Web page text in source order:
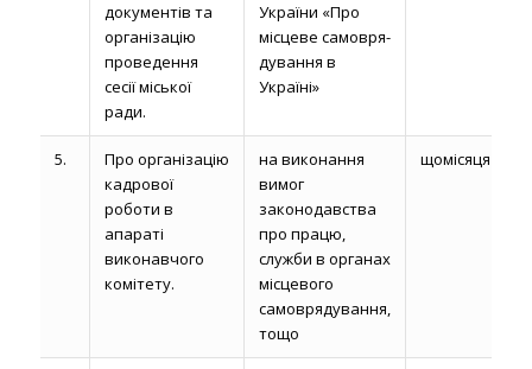
документів та
організацію
проведення
сесії міської
ради.
України «Про
місцеве самовря-
дування в
Україні»
5.
Про організацію
кадрової
роботи в
апараті
виконавчого
комітету.
на виконання
вимог
законодавства
про працю,
служби в органах
місцевого
самоврядування,
тощо
щомісяця